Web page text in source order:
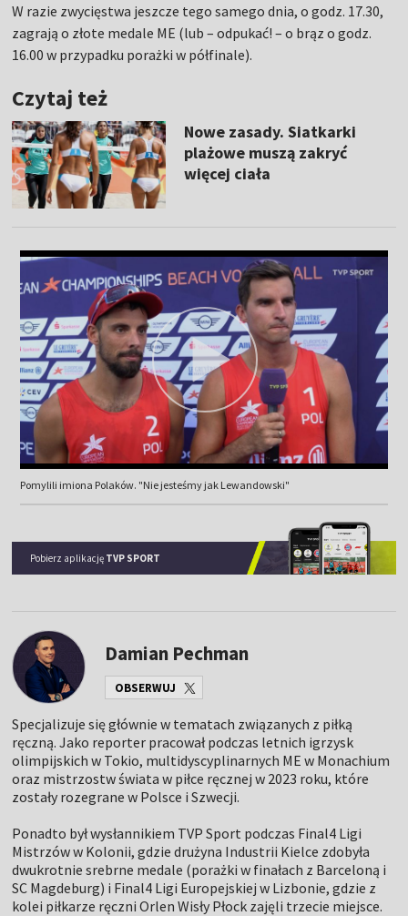
W razie zwycięstwa jeszcze tego samego dnia, o godz. 17.30,
zagrają o złote medale ME (lub – odpukać! – o brąz o godz.
16.00 w przypadku porażki w półfinale).
Czytaj też
Nowe zasady. Siatkarki
plażowe muszą zakryć
więcej ciała
Pomylili imiona Polaków. "Nie jesteśmy jak Lewandowski"
Pobierz aplikację TVP SPORT
Damian Pechman
OBSERWUJ
Specjalizuje się głównie w tematach związanych z piłką
ręczną. Jako reporter pracował podczas letnich igrzysk
olimpijskich w Tokio, multidyscyplinarnych ME w Monachium
oraz mistrzostw świata w piłce ręcznej w 2023 roku, które
zostały rozegrane w Polsce i Szwecji.
Ponadto był wysłannikiem TVP Sport podczas Final4 Ligi
Mistrzów w Kolonii, gdzie drużyna Industrii Kielce zdobyła
dwukrotnie srebrne medale (porażki w finałach z Barceloną i
SC Magdeburg) i Final4 Ligi Europejskiej w Lizbonie, gdzie z
kolei piłkarze ręczni Orlen Wisły Płock zajęli trzecie miejsce.